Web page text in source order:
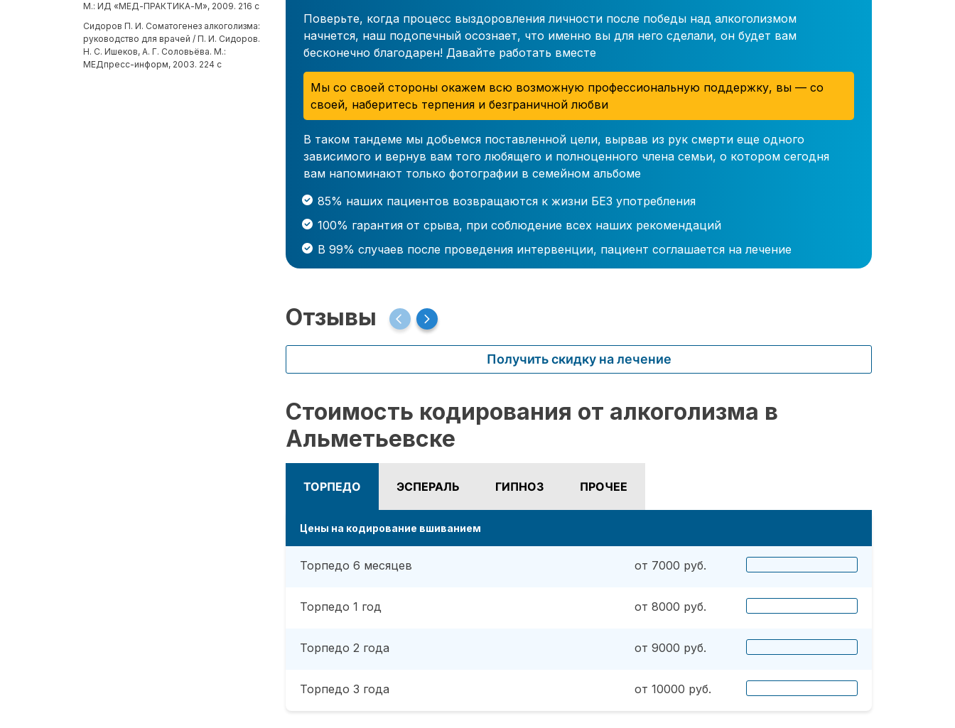
М.: ИД «МЕД-ПРАКТИКА-М», 2009. 216 с
Сидоров П. И. Соматогенез алкоголизма:
руководство для врачей / П. И. Сидоров.
Н. С. Ишеков, А. Г. Соловьёва. М.:
МЕДпресс-информ, 2003. 224 с
Поверьте, когда процесс выздоровления личности после победы над алкоголизмом
начнется, наш подопечный осознает, что именно вы для него сделали, он будет вам
бесконечно благодарен! Давайте работать вместе
Мы со своей стороны окажем всю возможную профессиональную поддержку, вы — со
своей, наберитесь терпения и безграничной любви
В таком тандеме мы добьемся поставленной цели, вырвав из рук смерти еще одного
зависимого и вернув вам того любящего и полноценного члена семьи, о котором сегодня
вам напоминают только фотографии в семейном альбоме
85% наших пациентов возвращаются к жизни БЕЗ употребления
100% гарантия от срыва, при соблюдение всех наших рекомендаций
В 99% случаев после проведения интервенции, пациент соглашается на лечение
Отзывы
Получить скидку на лечение
Стоимость кодирования от алкоголизма в
Альметьевске
ТОРПЕДО ЭСПЕРАЛЬ ГИПНОЗ ПРОЧЕЕ
Цены на кодирование вшиванием
Торпедо 6 месяцев от 7000 руб.
Торпедо 1 год от 8000 руб.
Торпедо 2 года от 9000 руб.
Торпедо 3 года от 10000 руб.